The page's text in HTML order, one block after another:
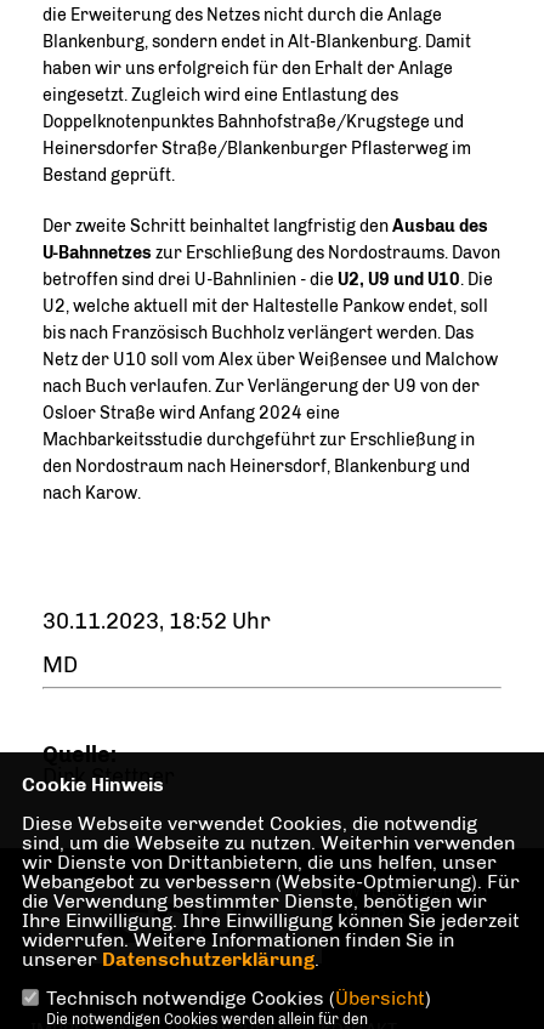
die Erweiterung des Netzes nicht durch die Anlage
Blankenburg, sondern endet in Alt-Blankenburg. Damit
haben wir uns erfolgreich für den Erhalt der Anlage
eingesetzt. Zugleich wird eine Entlastung des
Doppelknotenpunktes Bahnhofstraße/Krugstege und
Heinersdorfer Straße/Blankenburger Pflasterweg im
Bestand geprüft.
Der zweite Schritt beinhaltet langfristig denAusbau des
U-Bahnnetzes zur Erschließung des Nordostraums. Davon
betroffen sind drei U-Bahnlinien - die U2, U9 und U10. Die
U2, welche aktuell mit der Haltestelle Pankow endet, soll
bis nach Französisch Buchholz verlängert werden. Das
Netz der U10 soll vom Alex über Weißensee und Malchow
nach Buch verlaufen. Zur Verlängerung der U9 von der
Osloer Straße wird Anfang 2024 eine
Machbarkeitsstudie durchgeführt zur Erschließung in
den Nordostraum nach Heinersdorf, Blankenburg und
nach Karow.
30.11.2023, 18:52 Uhr
MD
Quelle:
Dirk Stettner
Webseite der CDU
Weißensee
Cookie Hinweis
Diese Webseite verwendet Cookies, die notwendig
sind, um die Webseite zu nutzen. Weiterhin verwenden
wir Dienste von Drittanbietern, die uns helfen, unser
Webangebot zu verbessern (Website-Optmierung). Für
die Verwendung bestimmter Dienste, benötigen wir
Ihre Einwilligung. Ihre Einwilligung können Sie jederzeit
widerrufen. Weitere Informationen finden Sie in
unserer Datenschutzerklärung.
Technisch notwendige Cookies (Übersicht)
Die notwendigen Cookies werden allein für den